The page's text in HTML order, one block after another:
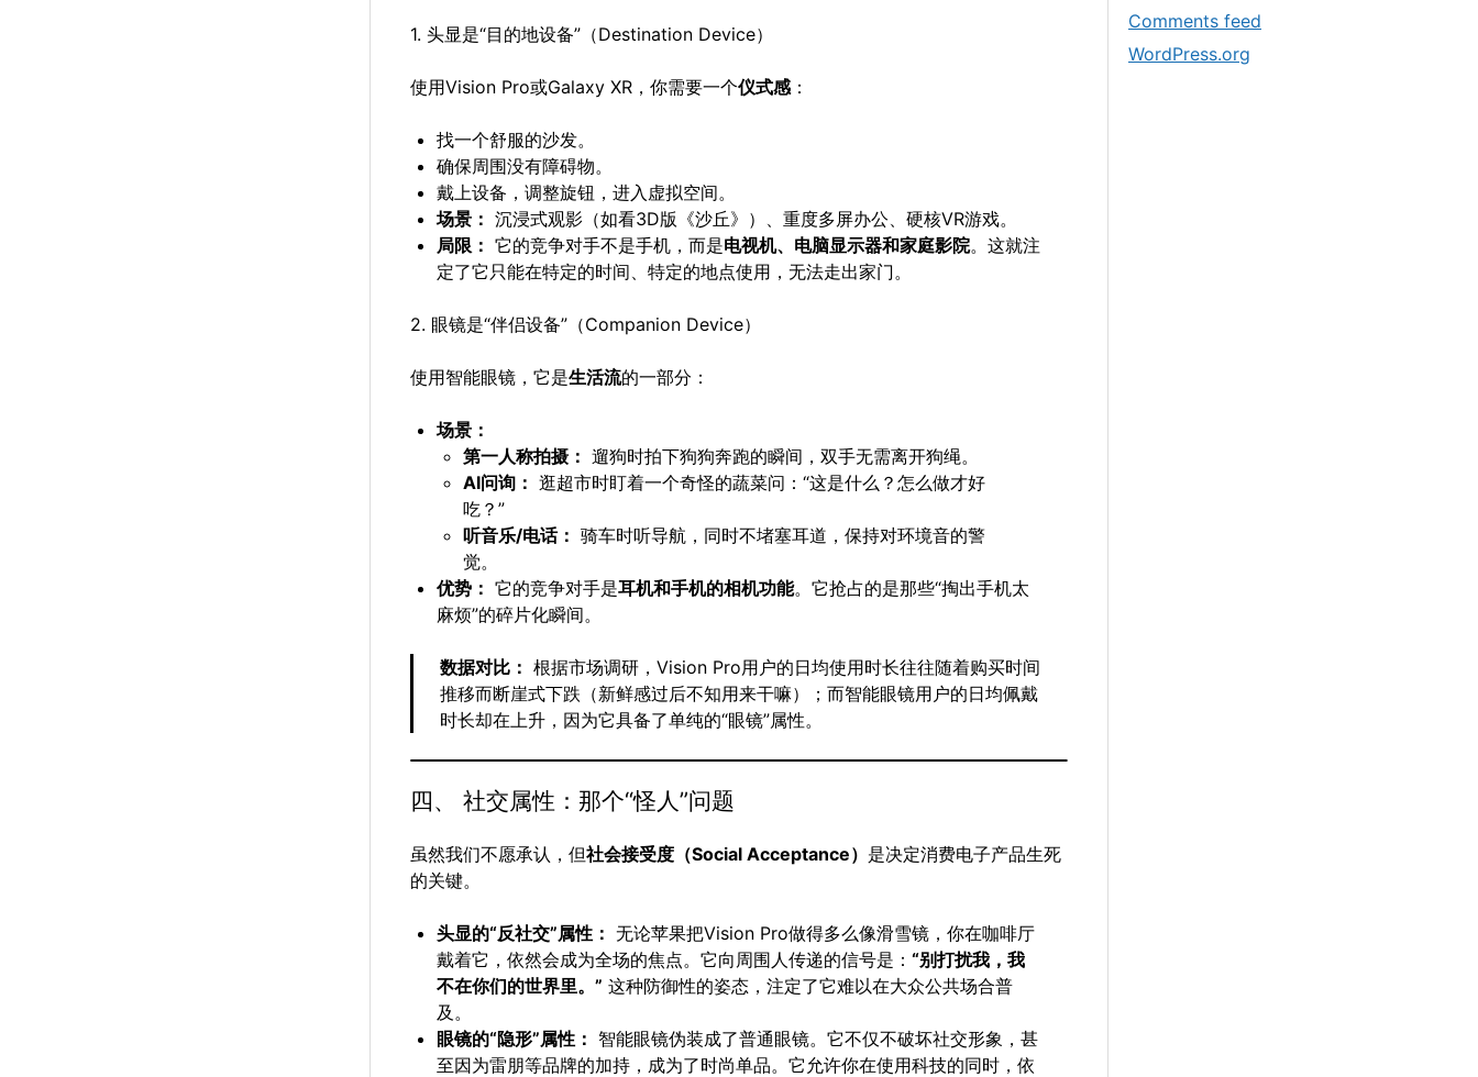
1. 头显是“目的地设备”（Destination Device）
使用Vision Pro或Galaxy XR，你需要一个仪式感：
找一个舒服的沙发。
确保周围没有障碍物。
戴上设备，调整旋钮，进入虚拟空间。
场景： 沉浸式观影（如看3D版《沙丘》）、重度多屏办公、硬核VR游戏。
局限： 它的竞争对手不是手机，而是电视机、电脑显示器和家庭影院。这就注
定了它只能在特定的时间、特定的地点使用，无法走出家门。
2. 眼镜是“伴侣设备”（Companion Device）
使用智能眼镜，它是生活流的一部分：
场景：
第一人称拍摄： 遛狗时拍下狗狗奔跑的瞬间，双手无需离开狗绳。
AI问询： 逛超市时盯着一个奇怪的蔬菜问：“这是什么？怎么做才好
吃？”
听音乐/电话： 骑车时听导航，同时不堵塞耳道，保持对环境音的警
觉。
优势： 它的竞争对手是耳机和手机的相机功能。它抢占的是那些“掏出手机太
麻烦”的碎片化瞬间。
数据对比： 根据市场调研，Vision Pro用户的日均使用时长往往随着购买时间
推移而断崖式下跌（新鲜感过后不知用来干嘛）；而智能眼镜用户的日均佩戴
时长却在上升，因为它具备了单纯的“眼镜”属性。
四、 社交属性：那个“怪人”问题
虽然我们不愿承认，但社会接受度（Social Acceptance） 是决定消费电子产品生死
的关键。
头显的“反社交”属性： 无论苹果把Vision Pro做得多么像滑雪镜，你在咖啡厅
戴着它，依然会成为全场的焦点。它向周围人传递的信号是：“别打扰我，我
不在你们的世界里。” 这种防御性的姿态，注定了它难以在大众公共场合普
及。
眼镜的“隐形”属性： 智能眼镜伪装成了普通眼镜。它不仅不破坏社交形象，甚
至因为雷朋等品牌的加持，成为了时尚单品。它允许你在使用科技的同时，依
Comments feed
WordPress.org